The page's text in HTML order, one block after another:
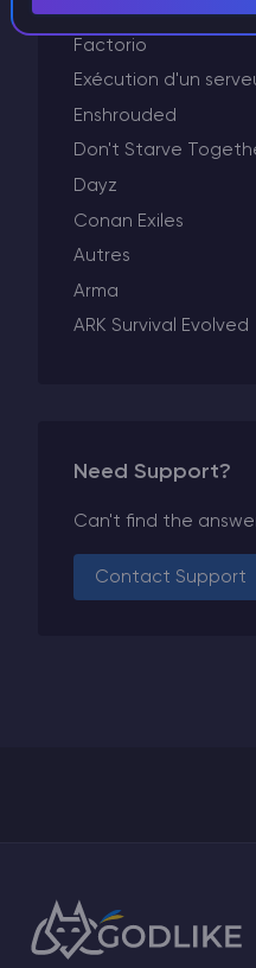
Facturation
Factorio
Exécution d'un
Enshrouded
Don't Starve
Dayz
Conan Exiles
Autres
Arma
ARK Survival Evolved
Need Support?
Can't find the
Contact Support